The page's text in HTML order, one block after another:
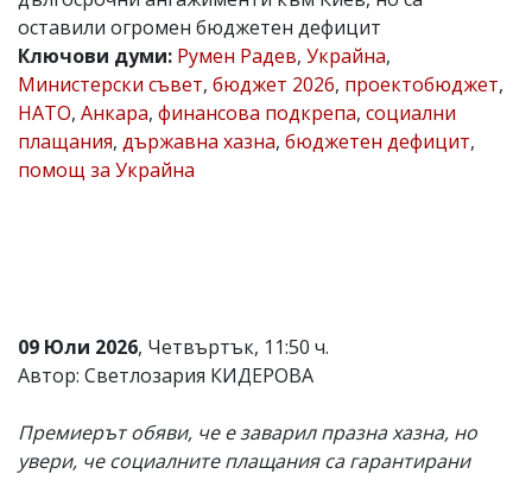
Коментарите
под
статиите
се
въвеждат
читателите
и
откриете
обиден
за
коментар,
моля
сигнализирайте
оставили огромен бюджетен дефицит
Ключови думи: Румен Радев, Украйна,
Министерски съвет, бюджет 2026, проектобюджет,
НАТО, Анкара, финансова подкрепа, социални
плащания, държавна хазна, бюджетен дефицит,
помощ за Украйна
09 Юли 2026, Четвъртък, 11:50 ч.
Автор: Светлозария КИДЕРОВА
Премиерът обяви, че е заварил празна хазна, но
увери, че социалните плащания са гарантирани